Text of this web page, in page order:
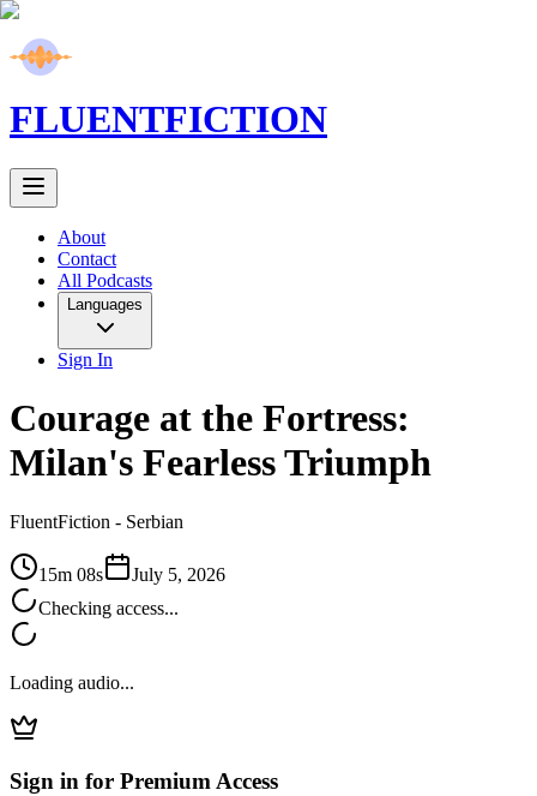
FLUENTFICTION
About
Contact
All Podcasts
Languages
Sign In
Courage at the Fortress:
Milan's Fearless Triumph
FluentFiction - Serbian
15m 08s
July 5, 2026
Checking access...
Loading audio...
Sign in for Premium Access